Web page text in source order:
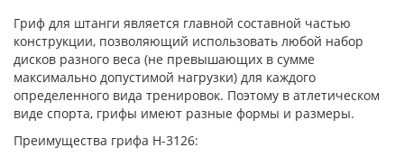
Гриф для штанги является главной составной частью
конструкции, позволяющий использовать любой набор
дисков разного веса (не превышающих в сумме
максимально допустимой нагрузки) для каждого
определенного вида тренировок. Поэтому в атлетическом
виде спорта, грифы имеют разные формы и размеры.
Преимущества грифа H-3126: